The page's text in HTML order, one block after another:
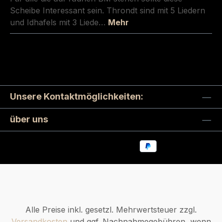
Scheibe Interessant sein. Throndt sind mit 5 Liedern
und Idhafels mit 3 Liede… Mehr
Unsere Kontaktmöglichkeiten:
über uns
Alle Preise inkl. gesetzl. Mehrwertsteuer zzgl.